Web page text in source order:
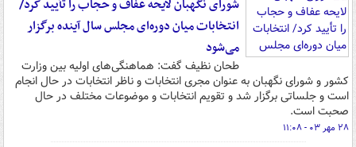
شورای نگهبان لایحه عفاف و حجاب را تأیید کرد/
انتخابات میان دوره‌ای مجلس سال آینده برگزار
می‌شود
طحان نظیف گفت: هماهنگی‌های اولیه بین وزارت
کشور و شورای نگهبان به عنوان مجری انتخابات و ناظر انتخابات در حال انجام
است و جلساتی برگزار شد و تقویم انتخابات و موضوعات مختلف در حال
صحبت است.
۲۸ مهر ۰۳ - ۱۱:۰۸